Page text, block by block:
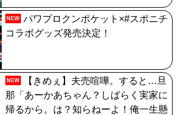
NEW パワプロクンポケット×#スポニチ
コラボグッズ発売決定！
NEW
【きめぇ】夫売喧嘩。すると…旦
那「あーかあちゃん？しばらく実家に
帰るから。は？知らねーよ！俺一生懸